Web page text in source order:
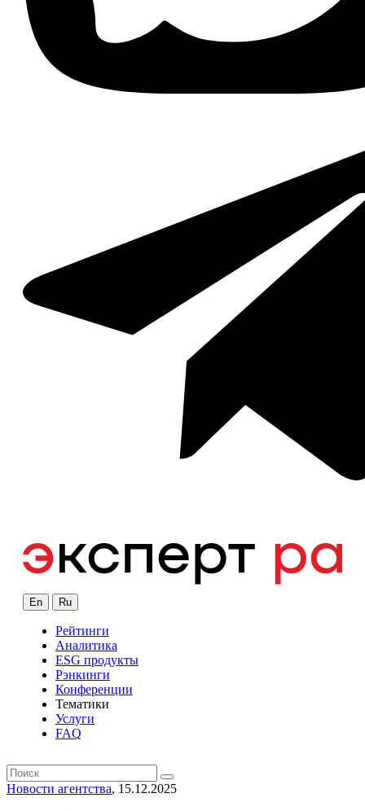
En Ru
Рейтинги
Аналитика
ESG продукты
Рэнкинги
Конференции
Тематики
Услуги
FAQ
Новости агентства, 15.12.2025